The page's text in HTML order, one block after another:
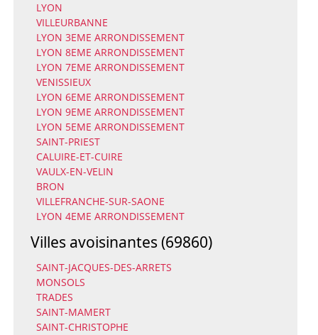
LYON
VILLEURBANNE
LYON 3EME ARRONDISSEMENT
LYON 8EME ARRONDISSEMENT
LYON 7EME ARRONDISSEMENT
VENISSIEUX
LYON 6EME ARRONDISSEMENT
LYON 9EME ARRONDISSEMENT
LYON 5EME ARRONDISSEMENT
SAINT-PRIEST
CALUIRE-ET-CUIRE
VAULX-EN-VELIN
BRON
VILLEFRANCHE-SUR-SAONE
LYON 4EME ARRONDISSEMENT
Villes avoisinantes (69860)
SAINT-JACQUES-DES-ARRETS
MONSOLS
TRADES
SAINT-MAMERT
SAINT-CHRISTOPHE